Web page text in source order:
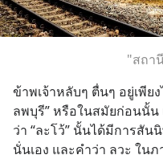
"สถา
ข้าพเจ้าหลับๆ ตื่นๆ อยู่เพีย
ลพบุรี” หรือในสมัยก่อนนั้น
ว่า “ละโว้” นั้นได้มีการสัน
นั่นเอง และคำว่า ลวะ ใน